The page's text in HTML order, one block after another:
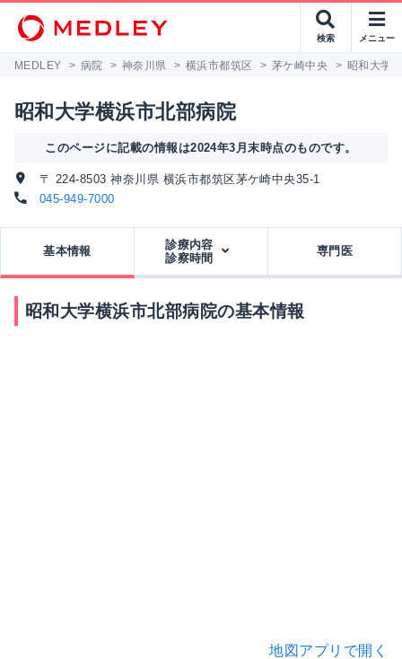
検索 メニュー
MEDLEY > 病院 > 神奈川県 > 横浜市都筑区 > 茅ケ崎中央 > 昭和大学
昭和大学横浜市北部病院
このページに記載の情報は2024年3月末時点のものです。
〒 224-8503 神奈川県 横浜市都筑区茅ケ崎中央35-1
045-949-7000
基本情報
診療内容
診察時間
専門医
昭和大学横浜市北部病院の基本情報
地図アプリで開く